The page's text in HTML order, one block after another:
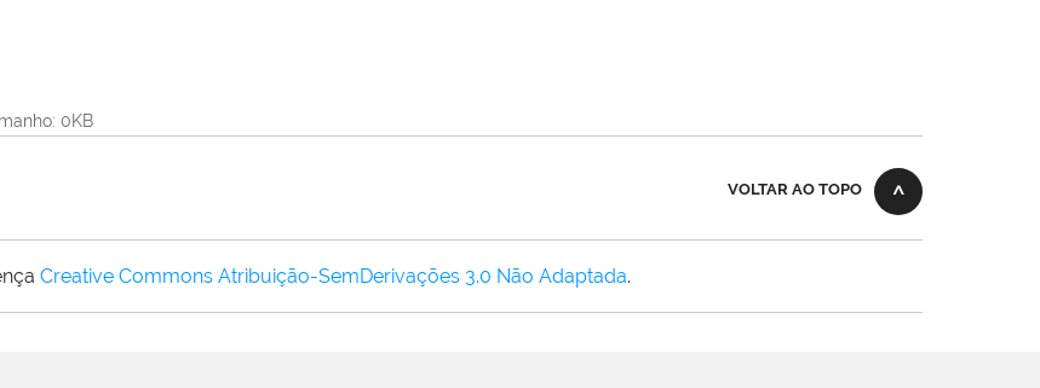
: 0KB
VOLTAR AO TOPO
Creative Commons Atribuição-SemDerivações 3.0 Não Adaptada.